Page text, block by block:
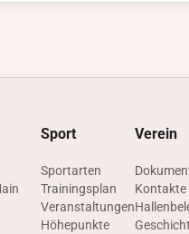
Sport
Sportarten
Trainingsplan
Veranstaltungen
Höhepunkte
Verein
Kontakte